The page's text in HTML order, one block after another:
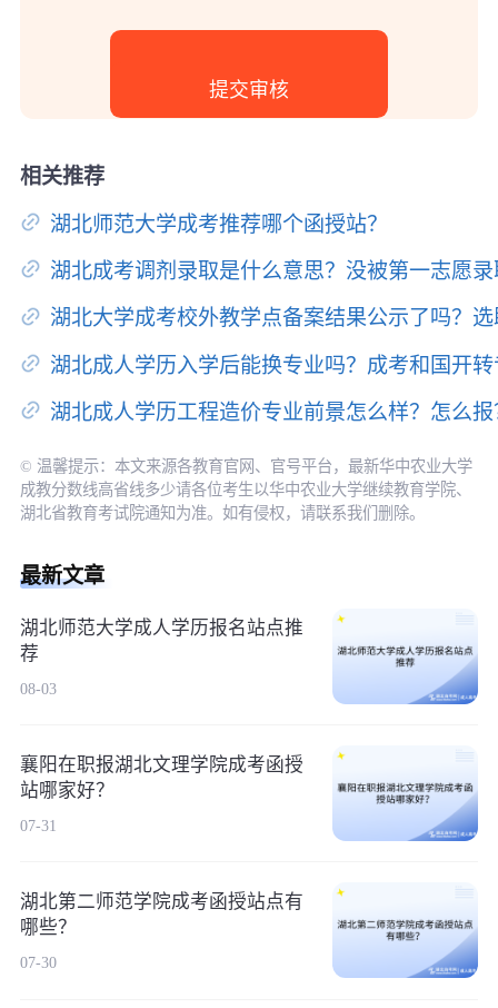
相关推荐
湖北师范大学成考推荐哪个函授站？
湖北成考调剂录取是什么意思？没被第一志愿
湖北大学成考校外教学点备案结果公示了吗？
湖北成人学历入学后能换专业吗？成考和国开
湖北成人学历工程造价专业前景怎么样？怎么
© 温馨提示：本文来源各教育官网、官号平台，最新华中农业大学
成教分数线高省线多少请各位考生以华中农业大学继续教育学院、
湖北省教育考试院通知为准。如有侵权，请联系我们删除。
最新文章
湖北师范大学成人学历报名站点推
荐
08-03
襄阳在职报湖北文理学院成考函授
站哪家好？
07-31
湖北第二师范学院成考函授站点有
哪些？
07-30